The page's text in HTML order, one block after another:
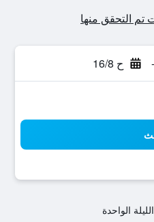
- ح 16/8
الواحدة